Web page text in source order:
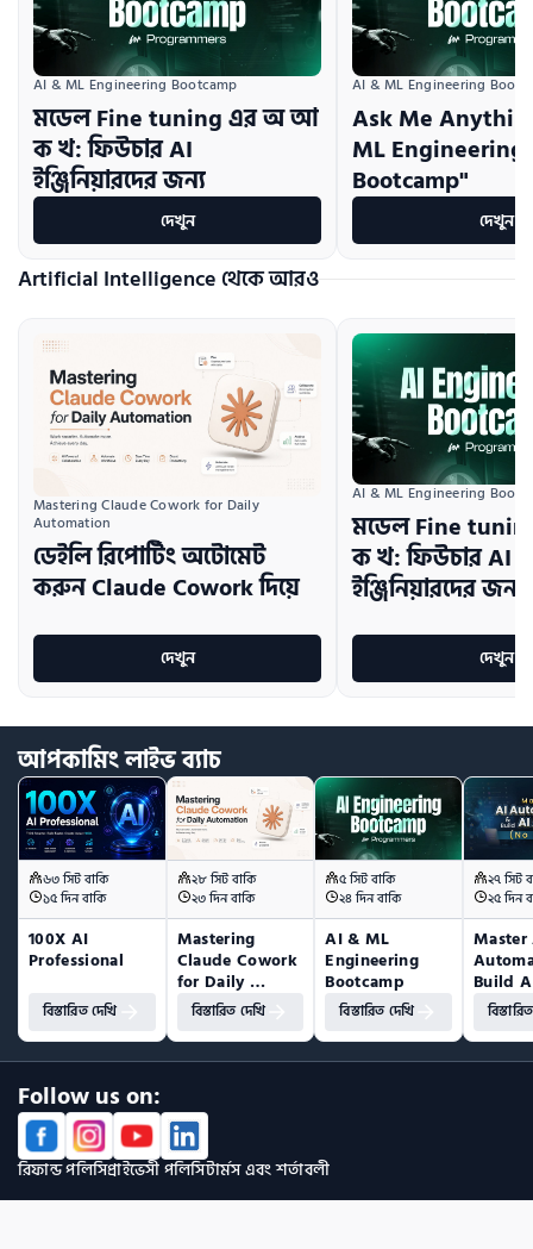
AI & ML Engineering Bootcamp
মডেল Fine tuning এর অ আ
ক খ: ফিউচার AI
ইঞ্জিনিয়ারদের জন্য
দেখুন
AI & ML Engineering
Ask Me
ML Engineering
Bootcamp"
দেখুন
Artificial Intelligence থেকে আরও
Mastering Claude Cowork for Daily
Automation
ডেইলি রিপোর্টিং অটোমেট
করুন Claude Cowork দিয়ে
দেখুন
AI & ML Engineering
মডেল Fine
ক খ: ফিউচার AI
ইঞ্জিনিয়ারদের জন্য
দেখুন
আপকামিংলাইভব্যাচ
৬৩ সিট বাকি
১৫ দিন বাকি
100X AI
Professional
বিস্তারিত দেখি
২৮ সিট বাকি
২৩ দিন বাকি
Mastering
Claude Cowork
for Daily
Automation
বিস্তারিত দেখি
৫ সিট বাকি
২৪ দিন বাকি
AI & ML
Engineering
Bootcamp
বিস্তারিত দেখি
২৭ সিট
২৫ দিন
Master
Build
(No
Follow us on:
রিফান্ড পলিসিপ্রাইভেসী পলিসিটার্মস এবং শর্তাবলী